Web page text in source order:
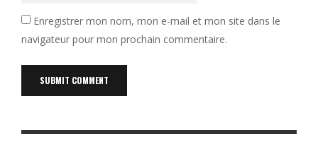
Enregistrer mon nom, mon e-mail et mon site dans le
navigateur pour mon prochain commentaire.